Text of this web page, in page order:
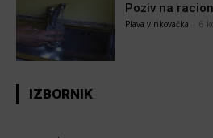
Poziv na
Plava vinkovačka 6
IZBORNIK